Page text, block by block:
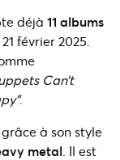
déjà 11 albums
février 2025.
Can’t
.
à son style
metal . Il est